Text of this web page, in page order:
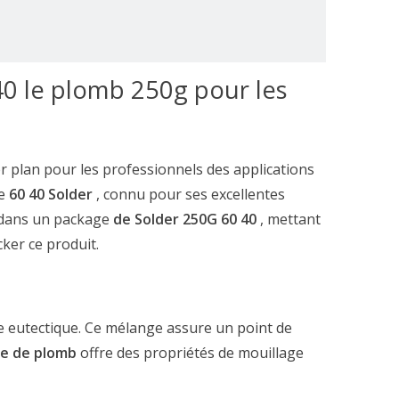
le plomb 250g pour les
plan pour les professionnels des applications
60 40 Solder , connu pour ses excellentes
un package de Solder 250G 60 40 , mettant
ce produit.
Ce mélange assure un point de
de plomb offre des propriétés de mouillage